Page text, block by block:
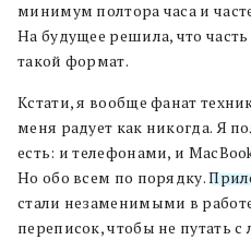
минимум полтора часа и
На будущее решила, что
такой формат.
Кстати, я вообще фанат
меня радует как никогда. Я
есть: и телефонами, и
Но обо всем по порядку.
стали незаменимыми в
переписок, чтобы не путать